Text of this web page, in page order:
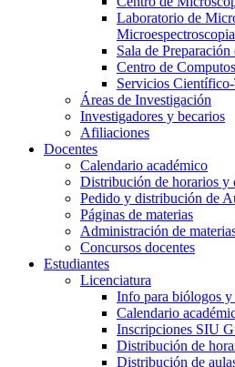
Laboratorio de
Microespectroscopia
Sala de Preparación
Centro de
Servicios
Áreas de Investigación
Investigadores y becarios
Afiliaciones
Docentes
Calendario académico
Distribución de horarios y
Pedido y distribución de
Páginas de materias
Administración de
Concursos docentes
Estudiantes
Licenciatura
Info para biólogos y
Calendario
Inscripciones SIU
Distribución de
Distribución de